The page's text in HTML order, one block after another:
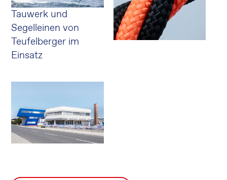
Tauwerk und
Segelleinen von
Teufelberger im
Einsatz